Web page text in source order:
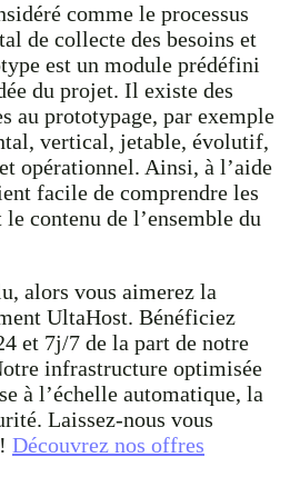
comme le processus
de collecte des besoins et
est un module prédéfini
du projet. Il existe des
au prototypage, par exemple
vertical, jetable, évolutif,
opérationnel. Ainsi, à l’aide
facile de comprendre les
contenu de l’ensemble du
alors vous aimerez la
UltaHost. Bénéficiez
et 7j/7 de la part de notre
infrastructure optimisée
à l’échelle automatique, la
Laissez-nous vous
Découvrez nos offres